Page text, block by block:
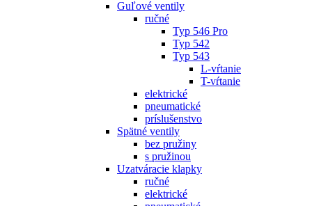
Guľové ventily
ručné
Typ 546 Pro
Typ 542
Typ 543
L-vŕtanie
T-vŕtanie
elektrické
pneumatické
príslušenstvo
Spätné ventily
bez pružiny
s pružinou
Uzatváracie klapky
ručné
elektrické